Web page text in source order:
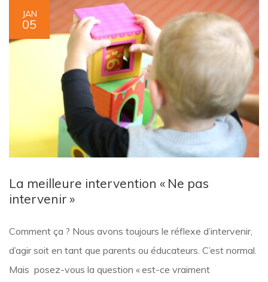
JAN
05
La meilleure intervention « Ne pas
intervenir »
Comment ça ? Nous avons toujours le réflexe d’intervenir,
d’agir soit en tant que parents ou éducateurs. C’est normal.
Mais posez-vous la question « est-ce vraiment